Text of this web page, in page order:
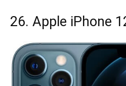
26. Apple iPhone